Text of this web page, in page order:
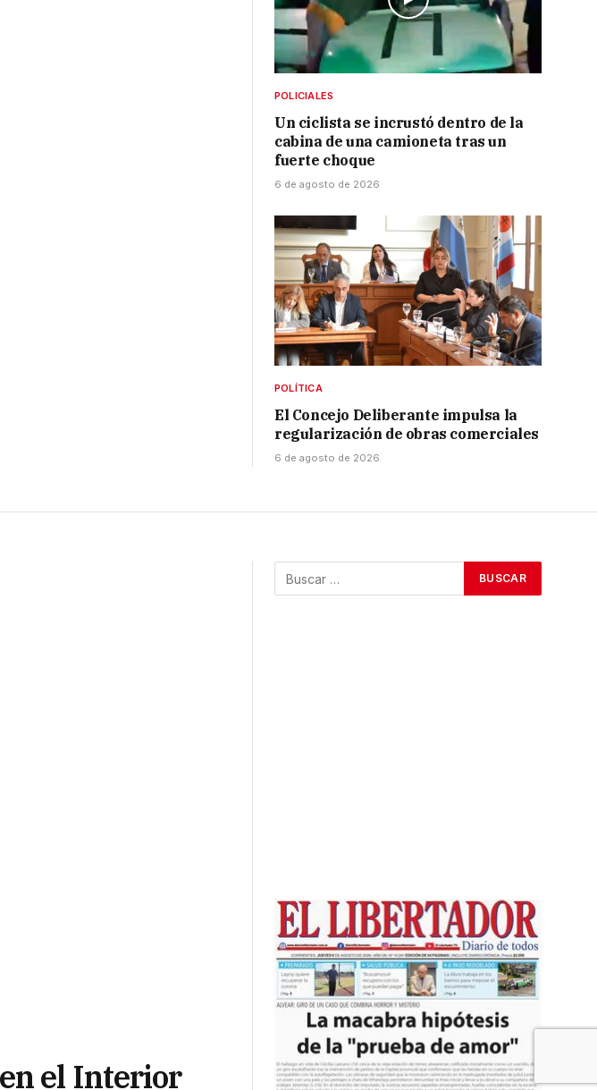
POLICIALES
Un ciclista se incrustó dentro de la
cabina de una camioneta tras un
fuerte choque
6 de agosto de 2026
POLÍTICA
El Concejo Deliberante impulsa la
regularización de obras comerciales
6 de agosto de 2026
el Interior